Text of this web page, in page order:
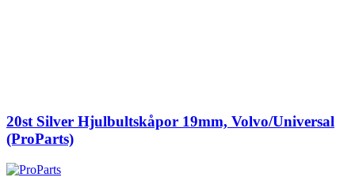
20st Silver Hjulbultskåpor 19mm, Volvo/Universal
(ProParts)